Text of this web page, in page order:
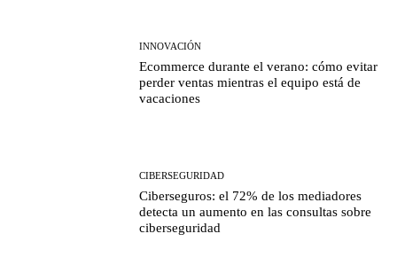
INNOVACIÓN
Ecommerce durante el verano: cómo evitar
perder ventas mientras el equipo está de
vacaciones
CIBERSEGURIDAD
Ciberseguros: el 72% de los mediadores
detecta un aumento en las consultas sobre
ciberseguridad